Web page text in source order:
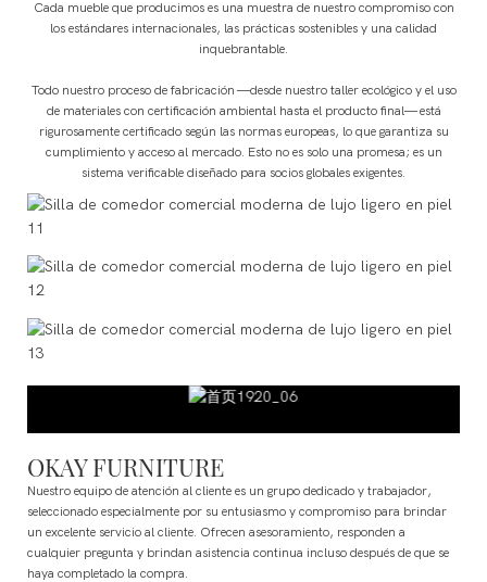
Cada mueble que producimos es una muestra de nuestro compromiso con
los estándares internacionales, las prácticas sostenibles y una calidad
inquebrantable.
Todo nuestro proceso de fabricación —desde nuestro taller ecológico y el uso
de materiales con certificación ambiental hasta el producto final— está
rigurosamente certificado según las normas europeas, lo que garantiza su
cumplimiento y acceso al mercado. Esto no es solo una promesa; es un
sistema verificable diseñado para socios globales exigentes.
OKAY FURNITURE
Nuestro equipo de atención al cliente es un grupo dedicado y trabajador,
seleccionado especialmente por su entusiasmo y compromiso para brindar
un excelente servicio al cliente. Ofrecen asesoramiento, responden a
cualquier pregunta y brindan asistencia continua incluso después de que se
haya completado la compra.